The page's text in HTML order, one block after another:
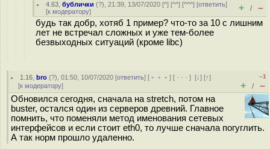
4.63 ,бублички (?), 21:39, 13/07/2020 [^] [^^] [^^^] [ответить]
[к модератору] + / –
будь так добр, хотяб 1 пример? что-то за 10 с лишним
лет не встречал сложных и уже тем-более
безвыходных ситуаций (кроме libc)
1.16 ,bro (?), 01:50, 10/07/2020 [ответить] [ ﹢﹢﹢] [ · · ·][↓] [↑]
[к модератору]
–1
+ / –
Обновился сегодня, сначала на stretch, потом на
buster, остался один из серверов древний. Главное
помнить, что поменяли метод именования сетевых
интерфейсов и если стоит eth0, то лучше сначала погуглить.
А так норм прошло удаленно.